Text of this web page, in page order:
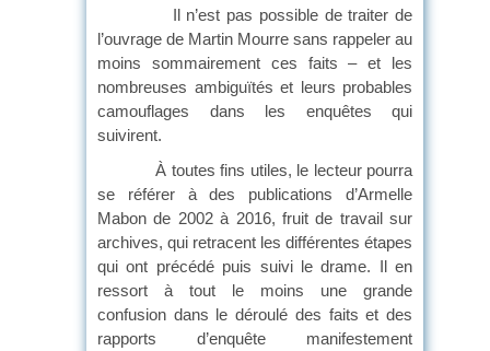
Il n’est pas possible de traiter de
l’ouvrage de Martin Mourre sans rappeler au
moins sommairement ces faits – et les
nombreuses ambiguïtés et leurs probables
camouflages dans les enquêtes qui
suivirent.
À toutes fins utiles, le lecteur pourra
se référer à des publications d’Armelle
Mabon de 2002 à 2016, fruit de travail sur
archives, qui retracent les différentes étapes
qui ont précédé puis suivi le drame. Il en
ressort à tout le moins une grande
confusion dans le déroulé des faits et des
rapports d’enquête manifestement